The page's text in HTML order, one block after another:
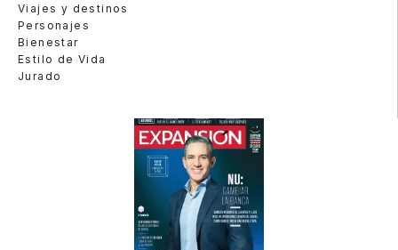
Viajes y destinos
Personajes
Bienestar
Estilo de Vida
Jurado